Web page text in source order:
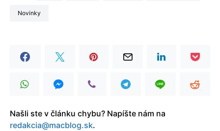
Novinky
Našli ste v článku chybu? Napíšte nám na
redakcia@macblog.sk.